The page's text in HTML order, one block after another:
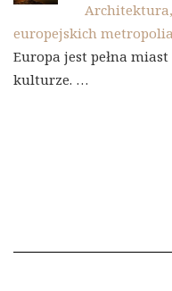
europejskich
Europa jest pełna
kulturze. …